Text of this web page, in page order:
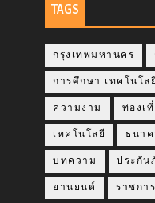
TAGS
กรุงเทพมหานคร
การศึกษา เทคโนโลยี
ความงาม ท่องเ
เทคโนโลยี ธนาค
บทความ ประกัน
ยานยนต์ ราชการ